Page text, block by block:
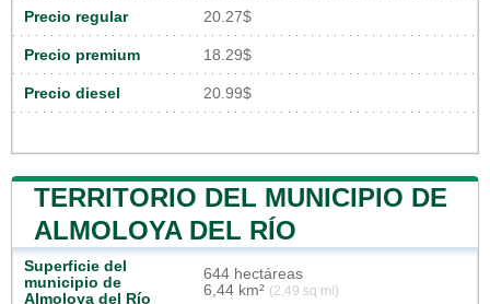
Precio regular 20.27$
Precio premium 18.29$
Precio diesel 20.99$
TERRITORIO DEL MUNICIPIO DE
ALMOLOYA DEL RÍO
Superficie del
municipio de
Almoloya del Río
644 hectáreas
6,44 km² (2,49 sq mi)